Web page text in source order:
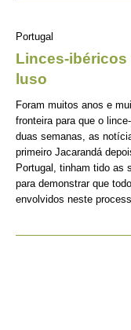
Portugal
Linces-ibéricos
luso
Foram muitos anos e
fronteira para que o
duas semanas, as
primeiro Jacarandá
Portugal, tinham tido as
para demonstrar que
envolvidos neste